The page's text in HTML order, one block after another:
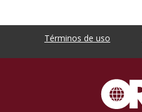
Términos de uso